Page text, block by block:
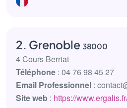
2. Grenoble 38000
4 Cours Berriat
Téléphone : 04 76 98 45 27
Email Professionnel :
Site web : https://